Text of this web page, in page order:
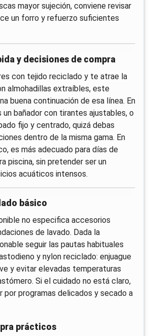
mayor sujeción, conviene revisar
un forro y refuerzo suficientes
y decisiones de compra
con tejido reciclado y te atrae la
almohadillas extraíbles, este
buena continuación de esa línea. En
bañador con tirantes ajustables, o
fijo y centrado, quizá debas
dentro de la misma gama. En
es más adecuado para días de
piscina, sin pretender ser un
acuáticos intensos.
básico
no especifica accesorios
de lavado. Dada la
seguir las pautas habituales
y nylon reciclado: enjuague
y evitar elevadas temperaturas
Si el cuidado no está claro,
por programas delicados y secado a
prácticos